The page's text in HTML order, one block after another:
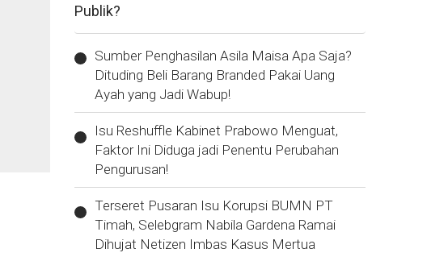
Publik?
Sumber Penghasilan Asila Maisa Apa Saja?
Dituding Beli Barang Branded Pakai Uang
Ayah yang Jadi Wabup!
Isu Reshuffle Kabinet Prabowo Menguat,
Faktor Ini Diduga jadi Penentu Perubahan
Pengurusan!
Terseret Pusaran Isu Korupsi BUMN PT
Timah, Selebgram Nabila Gardena Ramai
Dihujat Netizen Imbas Kasus Mertua